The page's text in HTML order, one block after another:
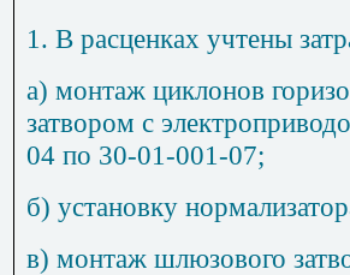
1. В расценках учтены
а) монтаж циклонов
затвором с
04 по 30-01-001-07;
б) установку
в) монтаж шлюзового